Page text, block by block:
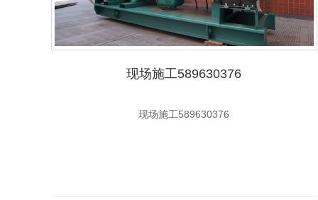
现场施工589630376
现场施工589630376